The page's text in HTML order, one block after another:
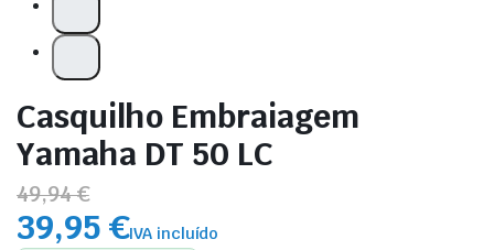
Casquilho Embraiagem
Yamaha DT 50 LC
49,94 €
39,95 €IVA incluído